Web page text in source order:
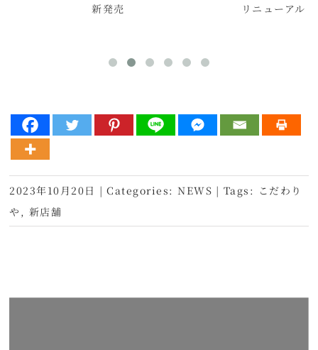
新発売
リニューアル
2023年10月20日 | Categories: NEWS | Tags: こだわり
や , 新店舗